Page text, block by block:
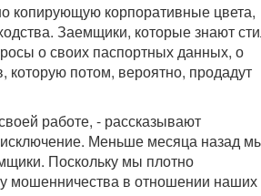
копирующую корпоративные цвета,
Заемщики, которые знают
о своих паспортных данных, о
потом, вероятно, продадут
работе, - рассказывают
Меньше месяца назад
Поскольку мы плотно
мошенничества в отношении наших